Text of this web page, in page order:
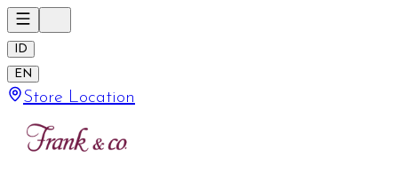
ID
EN
Store Location